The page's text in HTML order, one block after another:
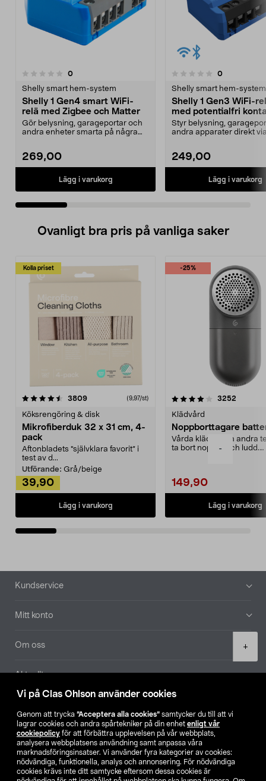
Vi på Clas Ohlson använder cookies
Genom att trycka ”Acceptera alla cookies” samtycker du till att vi
lagrar cookies och andra spårtekniker på din enhet enligt vår
cookiepolicy för att förbättra upplevelsen på vår webbplats,
analysera webbplatsens användning samt anpassa våra
marknadsföringsinsatser. Vi använder fyra kategorier av cookies:
nödvändiga, funktionella, analys och annonsering. För nödvändiga
cookies krävs inte ditt samtycke eftersom dessa cookies är
-
+
0recensioner
Shelly smart hem-system
Shelly 1 Gen4 smart WiFi-
relä med Zigbee och Matter
Gör belysning, garageportar och
andra enheter smarta på några
269,00
Lägg i varukorg
0.0 av 5 stjärnor 0recensioner
Shelly smart hem-system
Shelly 1 Gen3 WiFi-
med potentialfri
Styr belysning,
andra apparater direkt
249,00
Lägg i varukorg
0.0 av 5 stjärnor
Ovanligt bra pris på vanliga saker
Kolla priset
3809recensioner (9,97/st)
Köksrengöring & disk
Mikrofiberduk 32 x 31 cm, 4-
pack
Aftonbladets "självklara favorit” i
test av d...
Utförande: Grå/beige
39,90
Lägg i varukorg
-25%
4.0av 5 stjärnor 3252
Klädvård
Noppborttagare
Vårda kläder och andra
ta bort noppor och ludd.
149,90
Lägg i varukorg
4.5av 5 stjärnor
Sidfot
Kundservice
Mitt konto
Om oss
Aktuellt
Hitta butik
SE NO FI